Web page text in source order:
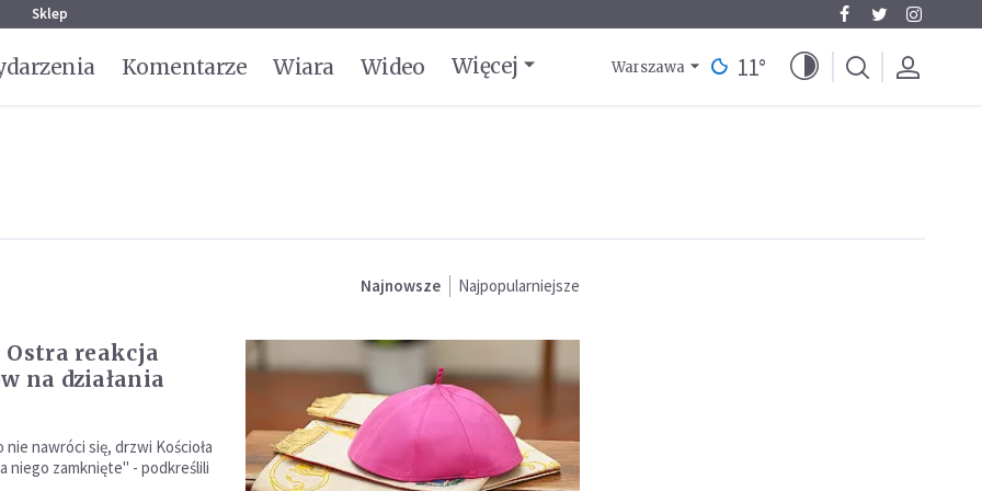
Sklep
Komentarze Wiara Wideo Więcej Warszawa 11°
Najnowsze Najpopularniejsze
Ostra reakcja
na działania
nie nawróci się, drzwi Kościoła
niego zamknięte" - podkreślili